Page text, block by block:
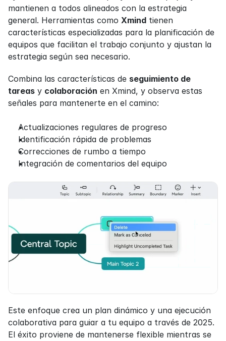
mantienen a todos alineados con la estrategia
general. Herramientas como Xmind tienen
características especializadas para la planificación de
equipos que facilitan el trabajo conjunto y ajustan la
estrategia según sea necesario.
Combina las características de seguimiento de
tareas y colaboración en Xmind, y observa estas
señales para mantenerte en el camino:
Actualizaciones regulares de progreso
Identificación rápida de problemas
Correcciones de rumbo a tiempo
Integración de comentarios del equipo
Este enfoque crea un plan dinámico y una ejecución
colaborativa para guiar a tu equipo a través de 2025.
El éxito proviene de mantenerse flexible mientras se